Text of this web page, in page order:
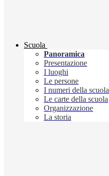
Scuola
Panoramica
Presentazione
I luoghi
Le persone
I numeri della scuola
Le carte della scuola
Organizzazione
La storia